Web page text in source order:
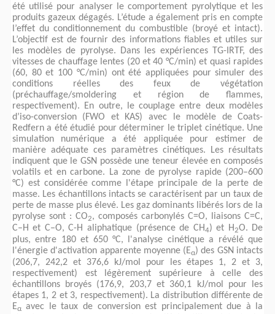
été utilisé pour analyser le comportement pyrolytique et les
produits gazeux dégagés. L’étude a également pris en compte
l’effet du conditionnement du combustible (broyé et intact).
L’objectif est de fournir des informations fiables et utiles sur
les modèles de pyrolyse. Dans les expériences TG-IRTF, des
vitesses de chauffage lentes (20 et 40 °C/min) et quasi rapides
(60, 80 et 100 °C/min) ont été appliquées pour simuler des
conditions réelles des feux de végétation
(préchauffage/smoldering et région de flammes,
respectivement). En outre, le couplage entre deux modèles
d’iso-conversion (FWO et KAS) avec le modèle de Coats-
Redfern a été étudié pour déterminer le triplet cinétique. Une
simulation numérique a été appliquée pour estimer de
manière adéquate ces paramètres cinétiques. Les résultats
indiquent que le GSN possède une teneur élevée en composés
volatils et en carbone. La zone de pyrolyse rapide (200–600
°C) est considérée comme l'étape principale de la perte de
masse. Les échantillons intacts se caractérisent par un taux de
perte de masse plus élevé. Les gaz dominants libérés lors de la
pyrolyse sont : CO2, composés carbonylés C=O, liaisons C=C,
C–H et C–O, C-H aliphatique (présence de CH4) et H2O. De
plus, entre 180 et 650 °C, l'analyse cinétique a révélé que
l'énergie d'activation apparente moyenne (Eα) des GSN intacts
(206,7, 242,2 et 376,6 kJ/mol pour les étapes 1, 2 et 3,
respectivement) est légèrement supérieure à celle des
échantillons broyés (176,9, 203,7 et 360,1 kJ/mol pour les
étapes 1, 2 et 3, respectivement). La distribution différente de
Eα avec le taux de conversion est principalement due à la